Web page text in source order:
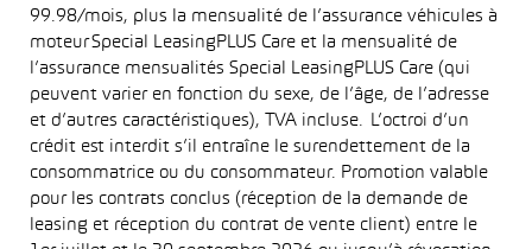
99.98/mois, plus la mensualité de l’assurance véhicules à
moteur Special LeasingPLUS Care et la mensualité de
l’assurance mensualités Special LeasingPLUS Care (qui
peuvent varier en fonction du sexe, de l’âge, de l’adresse
et d’autres caractéristiques), TVA incluse. L’octroi d’un
crédit est interdit s’il entraîne le surendettement de la
consommatrice ou du consommateur. Promotion valable
pour les contrats conclus (réception de la demande de
leasing et réception du contrat de vente client) entre le